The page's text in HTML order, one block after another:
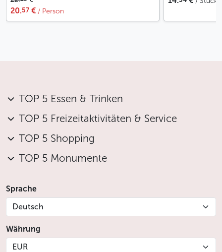
20.57 € / Person
TOP 5 Essen & Trinken
TOP 5 Freizeitaktivitäten & Service
TOP 5 Shopping
TOP 5 Monumente
Sprache
Deutsch
Währung
EUR